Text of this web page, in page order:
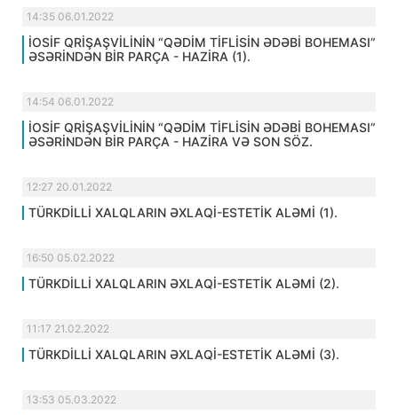
14:35 06.01.2022
İOSİF QRİŞAŞVİLİNİN “QƏDİM TİFLİSİN ƏDƏBİ BOHEMASI”
ƏSƏRİNDƏN BİR PARÇA - HAZİRA (1).
14:54 06.01.2022
İOSİF QRİŞAŞVİLİNİN “QƏDİM TİFLİSİN ƏDƏBİ BOHEMASI”
ƏSƏRİNDƏN BİR PARÇA - HAZİRA VƏ SON SÖZ.
12:27 20.01.2022
TÜRKDİLLİ XALQLARIN ƏXLAQİ-ESTETİK ALƏMİ (1).
16:50 05.02.2022
TÜRKDİLLİ XALQLARIN ƏXLAQİ-ESTETİK ALƏMİ (2).
11:17 21.02.2022
TÜRKDİLLİ XALQLARIN ƏXLAQİ-ESTETİK ALƏMİ (3).
13:53 05.03.2022